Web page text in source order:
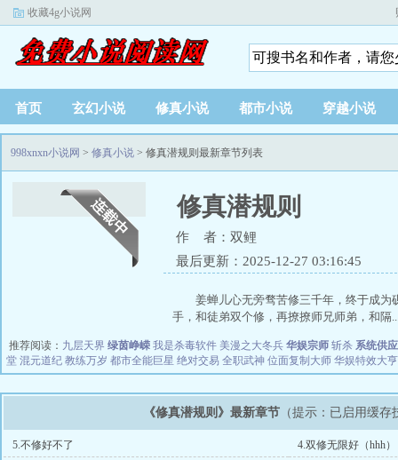
收藏4g小说网
首页 玄幻小说 修真小说 都市小说 穿越小说
998xnxn小说网 > 修真小说 > 修真潜规则最新章节列表
修真潜规则
作 者：双鲤
最后更新：2025-12-27 03:16:45
姜蝉儿心无旁骛苦修三千年，终于成
手，和徒弟双个修，再撩撩师兄师弟，和隔
推荐阅读： 九层天界 绿茵峥嵘 我是杀毒软件 美漫之大冬兵 华娱宗师 斩杀 系统供
堂 混元道纪 教练万岁 都市全能巨星 绝对交易 全职武神 位面复制大师 华娱特效大亨
《修真潜规则》最新章节 （提示：已启用缓
5.不修好不了 4.双修无限好（hhh）